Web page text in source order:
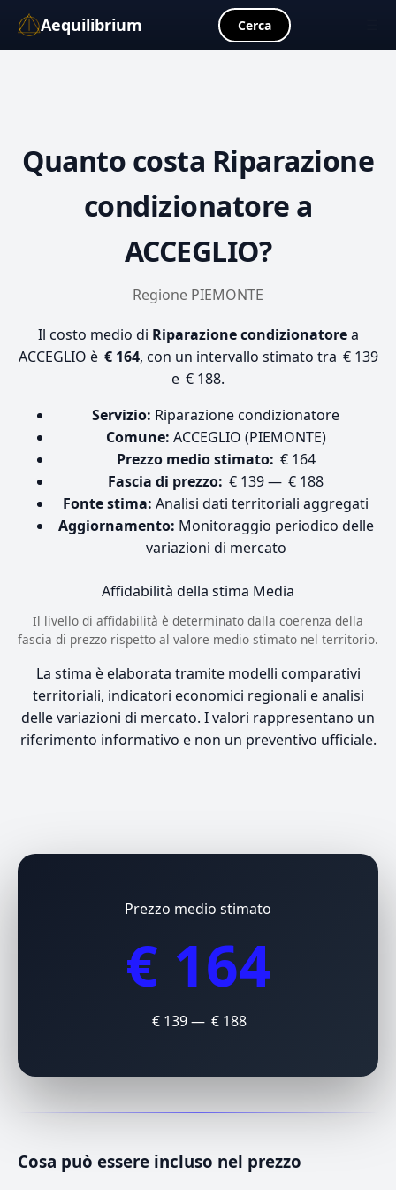
Aequilibrium Cerca
Quanto costa Riparazione
condizionatore a
ACCEGLIO?
Regione PIEMONTE
Il costo medio di Riparazione condizionatorea
ACCEGLIO è € 164, con un intervallo stimato tra € 139
e € 188.
Servizio: Riparazione condizionatore
Comune: ACCEGLIO (PIEMONTE)
Prezzo medio stimato: € 164
Fascia di prezzo: € 139 — € 188
Fonte stima: Analisi dati territoriali aggregati
Aggiornamento: Monitoraggio periodico delle
variazioni di mercato
Affidabilità della stima Media
Il livello di affidabilità è determinato dalla coerenza della
fascia di prezzo rispetto al valore medio stimato nel territorio.
La stima è elaborata tramite modelli comparativi
territoriali, indicatori economici regionali e analisi
delle variazioni di mercato. I valori rappresentano un
riferimento informativo e non un preventivo ufficiale.
Prezzo medio stimato
€ 164
€ 139 — € 188
Cosa può essere incluso nel prezzo